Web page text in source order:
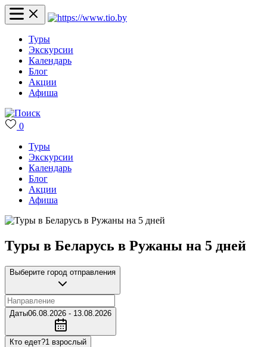
Туры
Экскурсии
Календарь
Блог
Акции
Афиша
0
Туры
Экскурсии
Календарь
Блог
Акции
Афиша
Туры в Беларусь в Ружаны на 5 дней
Выберите город отправления
Даты06.08.2026 - 13.08.2026
Кто едет?1 взрослый